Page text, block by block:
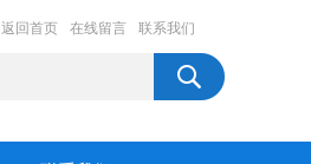
返回首页 在线留言 联系我们